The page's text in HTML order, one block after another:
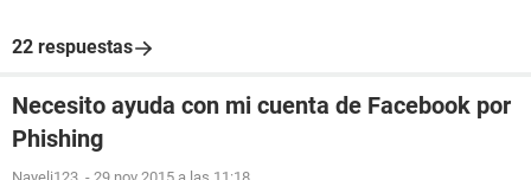
22 respuestas
Necesito ayuda con mi cuenta de Facebook por
Phishing